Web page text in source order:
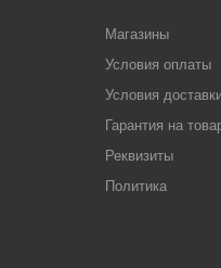
Магазины
Условия оплаты
Условия
Гарантия на
Реквизиты
Политика